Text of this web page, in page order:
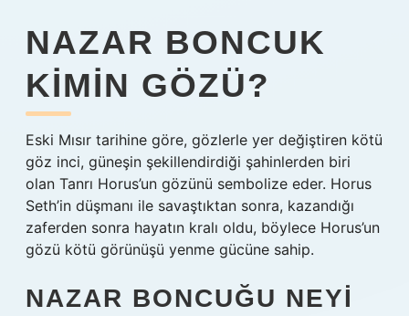
NAZAR BONCUK
KIMIN GÖZÜ?
Eski Mısır tarihine göre, gözlerle yer değiştiren kötü
göz inci, güneşin şekillendirdiği şahinlerden biri
olan Tanrı Horus’un gözünü sembolize eder. Horus
Seth’in düşmanı ile savaştıktan sonra, kazandığı
zaferden sonra hayatın kralı oldu, böylece Horus’un
gözü kötü görünüşü yenme gücüne sahip.
NAZAR BONCUĞU NEYI